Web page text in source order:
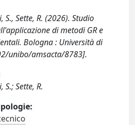
S., Sette, R. (2026). Studio
di metodi GR e
Bologna : Università di
unibo/amsacta/8783].
S.; Sette, R.